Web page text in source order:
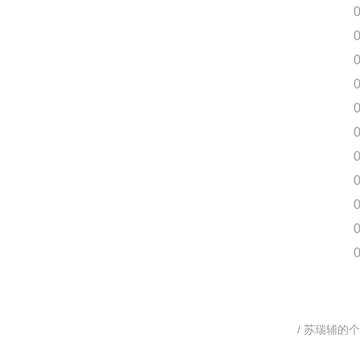
/ 苏瑞辅的